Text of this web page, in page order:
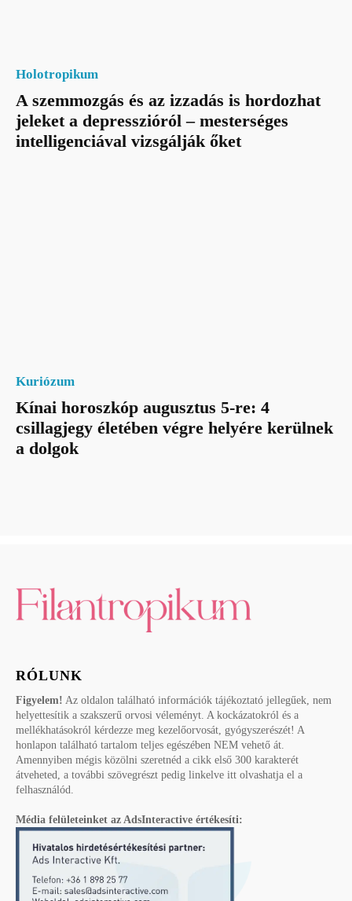
Holotropikum
A szemmozgás és az izzadás is hordozhat
jeleket a depresszióról – mesterséges
intelligenciával vizsgálják őket
Kuriózum
Kínai horoszkóp augusztus 5-re: 4
csillagjegy életében végre helyére kerülnek
a dolgok
RÓLUNK
Figyelem! Az oldalon található információk tájékoztató jellegűek, nem
helyettesítik a szakszerű orvosi véleményt. A kockázatokról és a
mellékhatásokról kérdezze meg kezelőorvosát, gyógyszerészét! A
honlapon található tartalom teljes egészében NEM vehető át.
Amennyiben mégis közölni szeretnéd a cikk első 300 karakterét
átveheted, a további szövegrészt pedig linkelve itt olvashatja el a
felhasználód.
Média felületeinket az AdsInteractive értékesíti: